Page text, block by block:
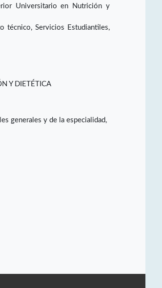
Universitario en Nutrición y
técnico, Servicios Estudiantiles,
Y DIETÉTICA
generales y de la especialidad,